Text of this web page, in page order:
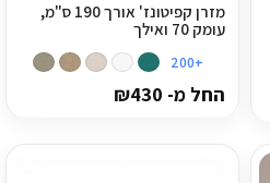
מזרן קפיטונז' אורך 190 ס"מ,
עומק 70 ואילך
+200
החל מ- ₪430